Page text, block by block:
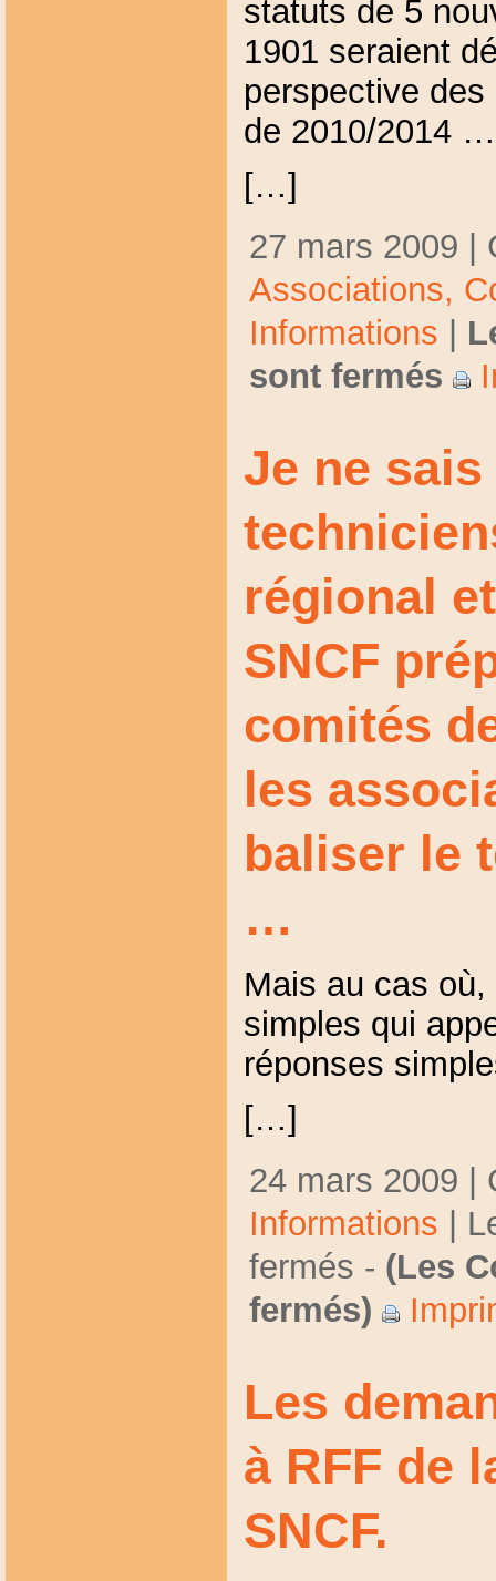
statuts de 5
1901 seraient
perspective
de 2010/2014 …
[…]
27 mars 2009 |
Associations,
Informations
sont fermés
Je ne
régional
SNCF
comités
les
baliser le
…
Mais au cas
simples qui
réponses
[…]
24 mars 2009 |
Informations |
fermés - (Les
fermés)
Les
à RFF de
SNCF.